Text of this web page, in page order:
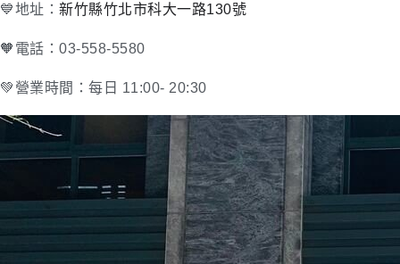
💙地址： 新竹縣竹北市科大一路130號
🧡電話：03-558-5580
💚營業時間：每日 11:00- 20:30